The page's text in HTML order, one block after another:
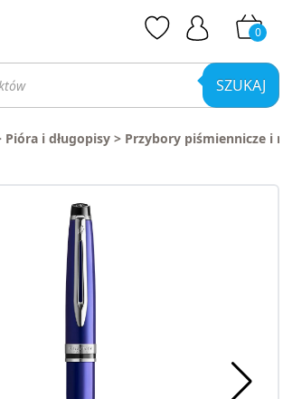
0
SZUKAJ
Pióra i długopisy > Przybory piśmiennicze i